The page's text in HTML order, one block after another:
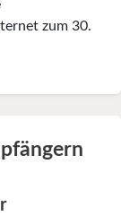
zum 30.